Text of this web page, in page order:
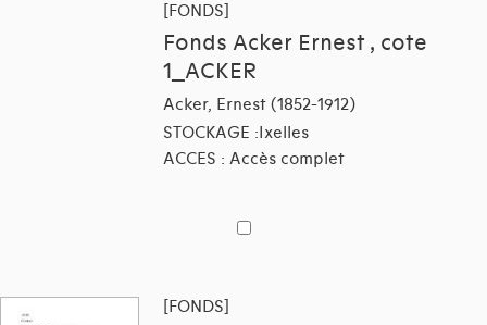
[FONDS]
Fonds Acker Ernest , cote
1_ACKER
Acker, Ernest (1852-1912)
STOCKAGE :Ixelles
ACCES : Accès complet
[FONDS]